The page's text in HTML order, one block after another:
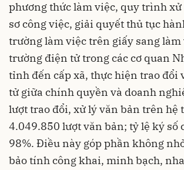
phương thức làm việc, quy trình xử
sơ công việc, giải quyết thủ tục
trường làm việc trên giấy sang
trường điện tử trong các cơ quan
tỉnh đến cấp xã, thực hiện trao đổi
tử giữa chính quyền và doanh
lượt trao đổi, xử lý văn bản trên hệ
4.049.850 lượt văn bản; tỷ lệ ký số
98%. Điều này góp phần không
bảo tính công khai, minh bạch,